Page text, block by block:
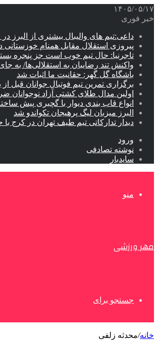
۱۴۰۵/۰۵/۱۷
خبر فوری
داعی:تیم های والیبال بیشتری از
پیروزی استقلال مقابل همنام خوزستانی
تاجرنیا: حال تیم خوب است جز پنجره
واکنش تند رضاییان به استقلالی‌ها/ به
باشگاه گل گهر: حقانیت ما اثبات شد
برگزاری تمرین تیم فوتبال جوانان قبل
اولین مدال طلای کشتی آزاد
انواع قاب بندی دیوار با گچبری پیش
البرز میزبان لیگ پرهیجان تکواندو شد
دیدار تدارکاتی تیم طیف تهران در کرج
ورود
نوشته تصادفی
سایدبار
منو
مهر ورزشی
جستجو برای
خانه/محدثه زلفی